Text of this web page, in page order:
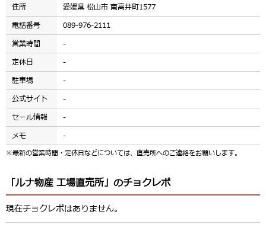
住所
愛媛県 松山市 南高井町1577
電話番号
089-976-2111
営業時間
-
定休日
-
駐車場
-
公式サイト
-
セール情報
-
メモ
-
※最新の営業時間・定休日などについては、直売所へのご連絡をお願いします。
「ルナ物産 工場直売所」のチョクレポ
現在チョクレポはありません。